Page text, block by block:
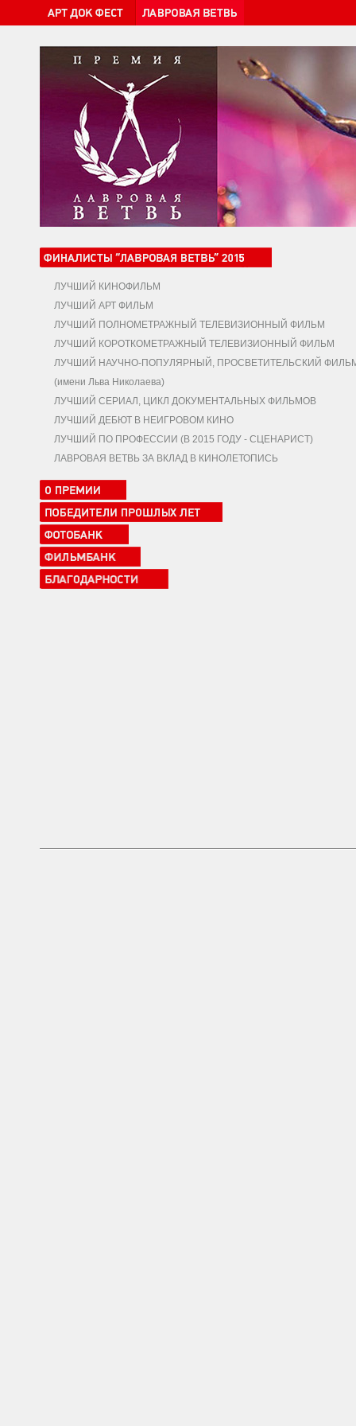
ЛУЧШИЙ КИНОФИЛЬМ
ЛУЧШИЙ АРТ ФИЛЬМ
ЛУЧШИЙ ПОЛНОМЕТРАЖНЫЙ ТЕЛЕВИЗИОННЫЙ ФИЛЬМ
ЛУЧШИЙ КОРОТКОМЕТРАЖНЫЙ ТЕЛЕВИЗИОННЫЙ ФИЛЬМ
ЛУЧШИЙ НАУЧНО-ПОПУЛЯРНЫЙ, ПРОСВЕТИТЕЛЬСКИЙ
(имени Льва Николаева)
ЛУЧШИЙ СЕРИАЛ, ЦИКЛ ДОКУМЕНТАЛЬНЫХ ФИЛЬМОВ
ЛУЧШИЙ ДЕБЮТ В НЕИГРОВОМ КИНО
ЛУЧШИЙ ПО ПРОФЕССИИ (В 2015 ГОДУ - СЦЕНАРИСТ)
ЛАВРОВАЯ ВЕТВЬ ЗА ВКЛАД В КИНОЛЕТОПИСЬ